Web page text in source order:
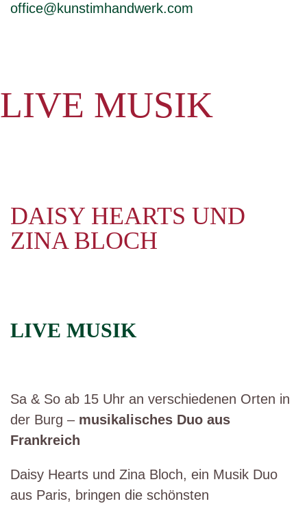
office@kunstimhandwerk.com
LIVE MUSIK
DAISY HEARTS UND
ZINA BLOCH
LIVE MUSIK
Sa & So ab 15 Uhr an verschiedenen Orten in
der Burg – musikalisches Duo aus
Frankreich
Daisy Hearts und Zina Bloch, ein Musik Duo
aus Paris, bringen die schönsten